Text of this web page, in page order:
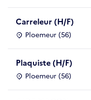
Carreleur (H/F)
Ploemeur (56)
Plaquiste (H/F)
Ploemeur (56)